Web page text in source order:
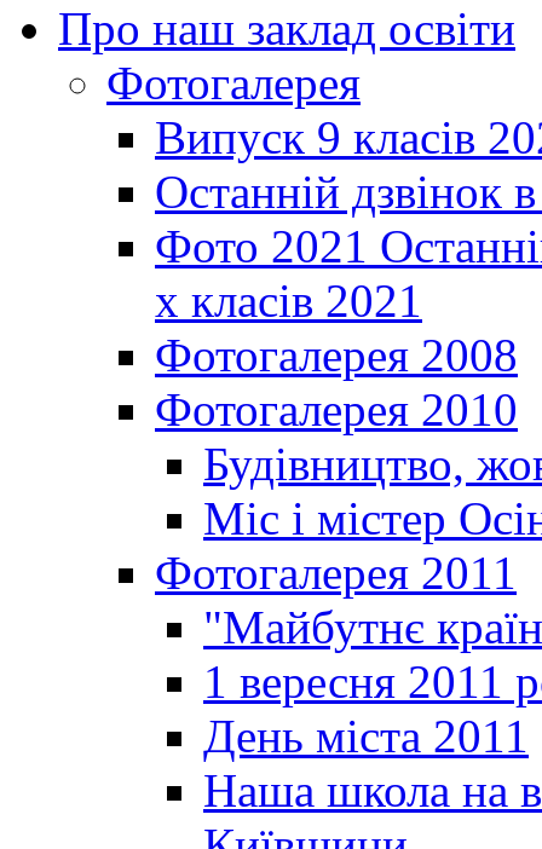
Про наш заклад освіти
Фотогалерея
Випуск 9 класів
Останній дзвінок
Фото 2021
х класів 2021
Фотогалерея 2008
Фотогалерея 2010
Будівництво,
Міс і містер
Фотогалерея 2011
"Майбутнє
1 вересня 2011
День міста 2011
Наша школа на